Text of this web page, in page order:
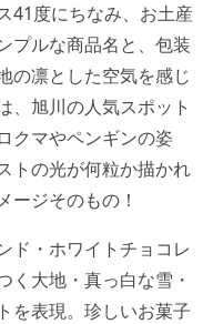
41度にちなみ、お土産
プルな商品名と、包装
の凛とした空気を感じ
、旭川の人気スポット
クマやペンギンの姿
トの光が何粒か描かれ
ージそのもの！
ド・ホワイトチョコレ
く大地・真っ白な雪・
を表現。珍しいお菓子